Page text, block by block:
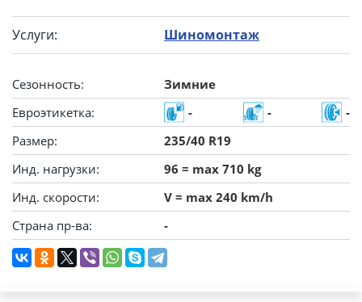
Услуги: Шиномонтаж
Сезонность:
Зимние
Евроэтикетка:
- -
-
Размер:
235/40 R19
Инд. нагрузки:
96 = max 710 kg
Инд. скорости:
V = max 240 km/h
Страна пр-ва:
-